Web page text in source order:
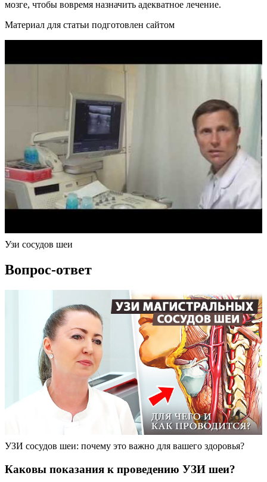
мозге, чтобы вовремя назначить адекватное лечение.
Материал для статьи подготовлен сайтом
Узи сосудов шеи
Вопрос-ответ
УЗИ сосудов шеи: почему это важно для вашего здоровья?
Каковы показания к проведению УЗИ шеи?